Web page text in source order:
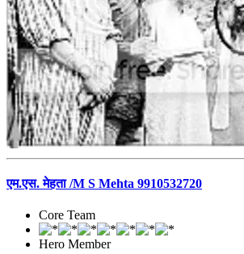
एम.एस. मेहता /M S Mehta 9910532720
Core Team
Hero Member